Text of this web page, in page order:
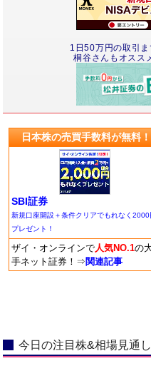
1日50万円の取引
桐谷さんもオスス
日本株の売買手数料が無料！
SBI証券
新規口座開設＋条件クリアでもれなく2000
プレゼント！
ザイ・オンラインで 人気NO.1の
手ネット証券！ ⇒ 関連記事
今日の注目株&相場見通